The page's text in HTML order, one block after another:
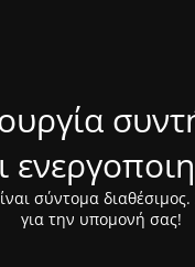
σύντομα
για την υπομονή σας!